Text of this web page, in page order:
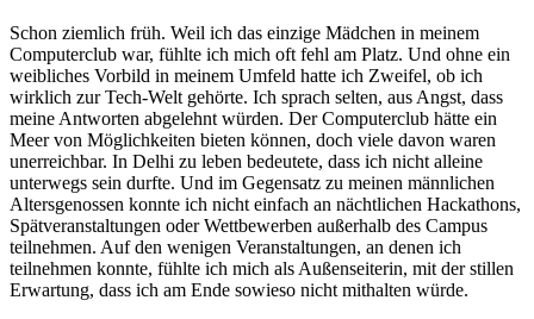
Schon ziemlich früh. Weil ich das einzige Mädchen in meinem
Computerclub war, fühlte ich mich oft fehl am Platz. Und ohne ein
weibliches Vorbild in meinem Umfeld hatte ich Zweifel, ob ich
wirklich zur Tech-Welt gehörte. Ich sprach selten, aus Angst, dass
meine Antworten abgelehnt würden. Der Computerclub hätte ein
Meer von Möglichkeiten bieten können, doch viele davon waren
unerreichbar. In Delhi zu leben bedeutete, dass ich nicht alleine
unterwegs sein durfte. Und im Gegensatz zu meinen männlichen
Altersgenossen konnte ich nicht einfach an nächtlichen Hackathons,
Spätveranstaltungen oder Wettbewerben außerhalb des Campus
teilnehmen. Auf den wenigen Veranstaltungen, an denen ich
teilnehmen konnte, fühlte ich mich als Außenseiterin, mit der stillen
Erwartung, dass ich am Ende sowieso nicht mithalten würde.